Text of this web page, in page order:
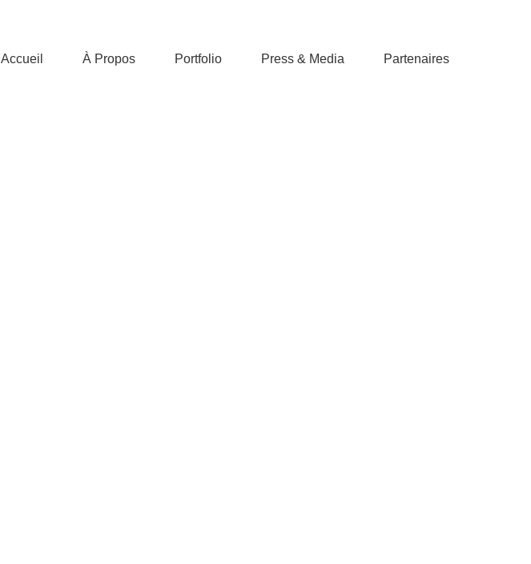
Accueil À Propos Portfolio Press & Media Partenaires